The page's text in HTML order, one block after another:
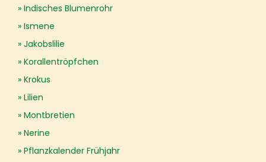
Indisches Blumenrohr
Ismene
Jakobslilie
Korallentröpfchen
Krokus
Lilien
Montbretien
Nerine
Pflanzkalender Frühjahr